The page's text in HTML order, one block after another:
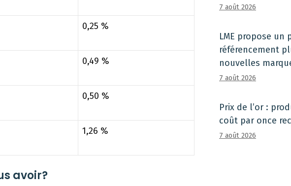
0,25 %
0,49 %
0,50 %
1,26 %
avoir?
7 août 2026
LME propose un
référencement
nouvelles
7 août 2026
Prix ​​de l’or :
coût par once
7 août 2026